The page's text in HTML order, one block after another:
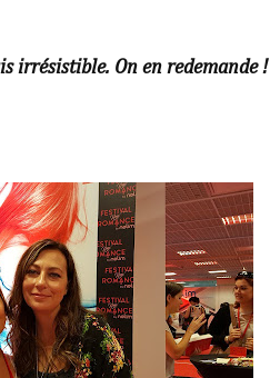
irrésistible. On en redemande !